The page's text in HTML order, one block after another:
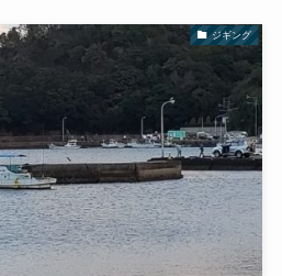
ジギング